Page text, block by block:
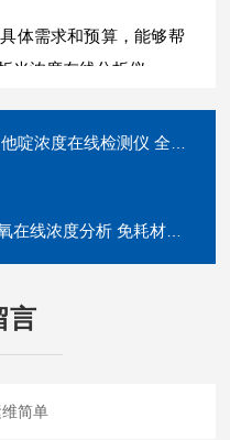
体需求和预算，能够帮
光浓度在线分析仪。
在线检测仪 全自动分析 防爆
浓度分析 免耗材试剂折光仪
言